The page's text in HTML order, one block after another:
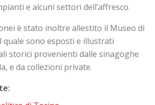
e alcuni settori dell’affresco.
è stato inoltre allestito il Museo di
quale sono esposti e illustrati
storici provenienti dalle sinagoghe
e da collezioni private.